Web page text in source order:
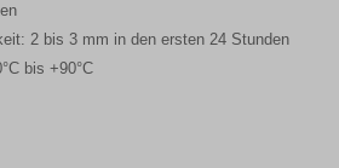
2 bis 3 mm in den ersten 24 Stunden
bis +90°C